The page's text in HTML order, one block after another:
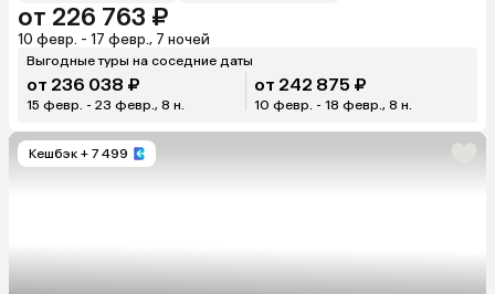
от 226 763 ₽
10 февр. - 17 февр., 7 ночей
Выгодные туры на соседние даты
от 236 038 ₽
15 февр. - 23 февр., 8 н.
от 242 875 ₽
10 февр. - 18 февр., 8 н.
Кешбэк + 7 499